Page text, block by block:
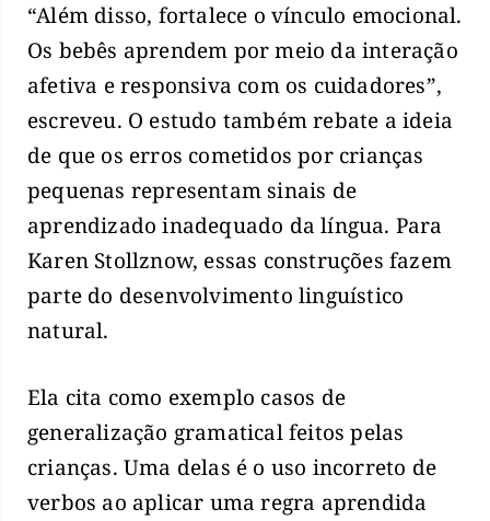
“Além disso, fortalece o vínculo emocional.
Os bebês aprendem por meio da interação
afetiva e responsiva com os cuidadores”,
escreveu. O estudo também rebate a ideia
de que os erros cometidos por crianças
pequenas representam sinais de
aprendizado inadequado da língua. Para
Karen Stollznow, essas construções fazem
parte do desenvolvimento linguístico
natural.
Ela cita como exemplo casos de
generalização gramatical feitos pelas
crianças. Uma delas é o uso incorreto de
verbos ao aplicar uma regra aprendida